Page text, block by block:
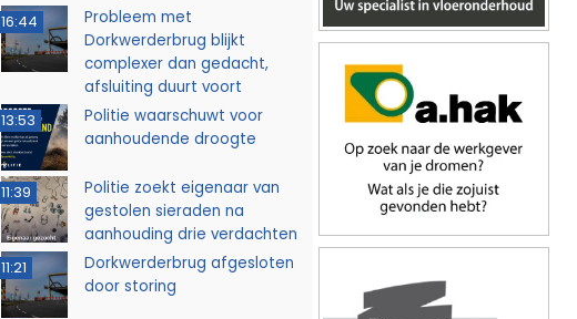
16:44
Probleem met
Dorkwerderbrug blijkt
complexer dan gedacht,
afsluiting duurt voort
13:53
Politie waarschuwt voor
aanhoudende droogte
11:39
Politie zoekt eigenaar van
gestolen sieraden na
aanhouding drie verdachten
11:21
Dorkwerderbrug afgesloten
door storing